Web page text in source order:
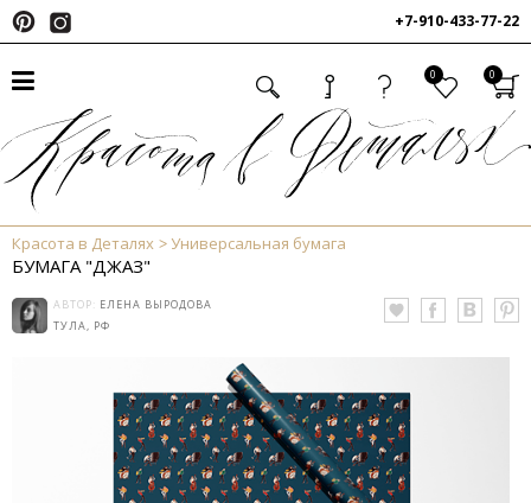
+7-910-433-77-22
0 0
Красота в Деталях Универсальная бумага
БУМАГА "ДЖАЗ"
АВТОР: ЕЛЕНА ВЫРОДОВА
ТУЛА, РФ